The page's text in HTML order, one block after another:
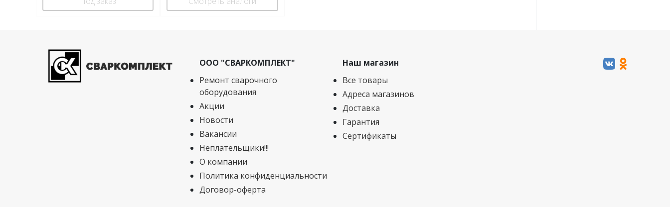
ООО "СВАРКОМПЛЕКТ"
Ремонт сварочного
оборудования
Акции
Новости
Вакансии
Неплательщики!!!
О компании
Политика конфиденциальности
Договор-оферта
Наш магазин
Все товары
Адреса магазинов
Доставка
Гарантия
Сертификаты